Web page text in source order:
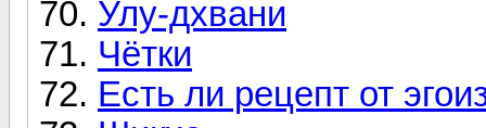
Улу-дхвани
Чётки
Есть ли рецепт от